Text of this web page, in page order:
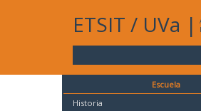
ETSIT / UVa |
Escuela
Historia